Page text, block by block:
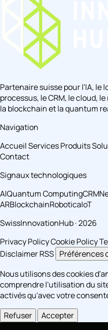
Partenaire suisse pour l'IA, le
processus, le CRM, le cloud,
la blockchain et la quantum
Navigation
AccueilServicesProduits
Contact
Signaux technologiques
AIQuantum ComputingCRM
ARBlockchainRoboticaIoT
SwissInnovationHub · 2026
Privacy PolicyCookie Policy
DisclaimerRSS Préférences
Nous utilisons des cookies
comprendre l'utilisation du
activés qu'avec votre
Refuser
Accepter